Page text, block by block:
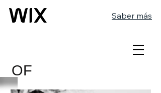
Saber más